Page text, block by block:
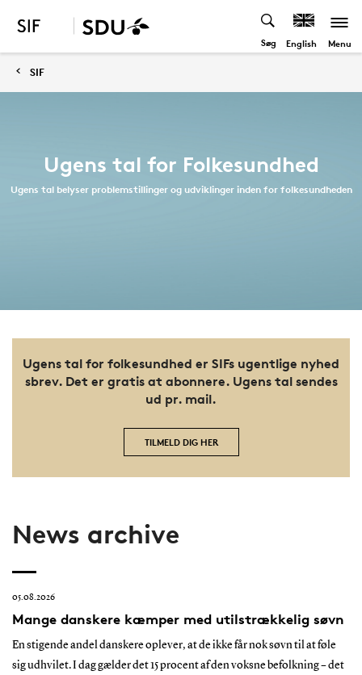
Søg English Menu
SIF
Ugens tal for Folkesundhed
Ugens tal belyser problemstillinger og udviklinger inden for folkesundheden
Ugens tal for folkesundhed er SIFs ugentlige nyhed
sbrev. Det er gratis at abonnere. Ugens tal sendes
ud pr. mail.
TILMELD DIG HER
News archive
05.08.2026
Mange danskere kæmper med utilstrækkelig søvn
En stigende andel danskere oplever, at de ikke får nok søvn til at føle
sig udhvilet. I dag gælder det 15 procent af den voksne befolkning – det